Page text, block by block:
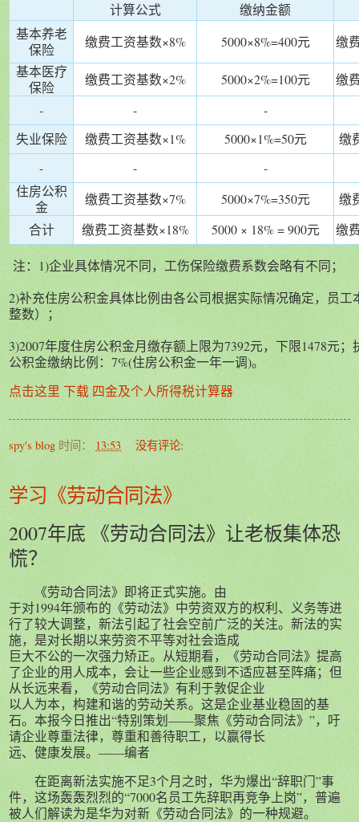
计算公式
缴纳金额
基本养老
保险
缴费工资基数×8% 5000×8%=400元
缴
基本医疗
保险
缴费工资基数×2% 5000×2%=100元
缴
-
-
-
失业保险
缴费工资基数×1% 5000×1%=50元
缴
-
-
-
住房公积
金
缴费工资基数×7% 5000×7%=350元
缴
合计
缴费工资基数×18% 5000 × 18% = 900元 缴
注：1)企业具体情况不同，工伤保险缴费系数会略有不同；
2)补充住房公积金具体比例由各公司根据实际情况确定，员工
整数）；
3)2007年度住房公积金月缴存额上限为7392元，下限1478元
公积金缴纳比例：7%(住房公积金一年一调)。
点击这里 下载 四金及个人所得税计算器
spy's blog 时间： 13:53 没有评论:
学习《劳动合同法》
2007年底 《劳动合同法》让老板集体恐
慌？
《劳动合同法》即将正式实施。由
于对1994年颁布的《劳动法》中劳资双方的权利、义务等进
行了较大调整，新法引起了社会空前广泛的关注。新法的实
施，是对长期以来劳资不平等对社会造成
巨大不公的一次强力矫正。从短期看，《劳动合同法》提高
了企业的用人成本，会让一些企业感到不适应甚至阵痛；但
从长远来看，《劳动合同法》有利于敦促企业
以人为本，构建和谐的劳动关系。这是企业基业稳固的基
石。本报今日推出“特别策划――聚焦《劳动合同法》”，吁
请企业尊重法律，尊重和善待职工，以赢得长
远、健康发展。――编者
在距离新法实施不足3个月之时，华为爆出“辞职门”事
件，这场轰轰烈烈的“7000名员工先辞职再竞争上岗”，普遍
被人们解读为是华为对新《劳动合同法》的一种规避。